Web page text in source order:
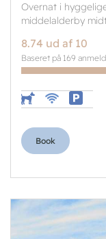
Overnat i
middelalderby
8.74 ud af 10
Baseret på 169
Book